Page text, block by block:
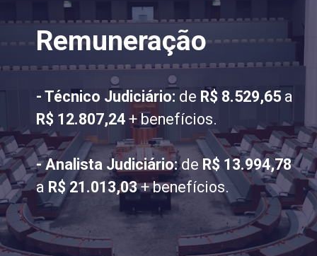
Remuneração
- Técnico Judiciário: de R$ 8.529,65 a
R$ 12.807,24 + benefícios.
- Analista Judiciário:de R$ 13.994,78
a R$ 21.013,03+ benefícios.